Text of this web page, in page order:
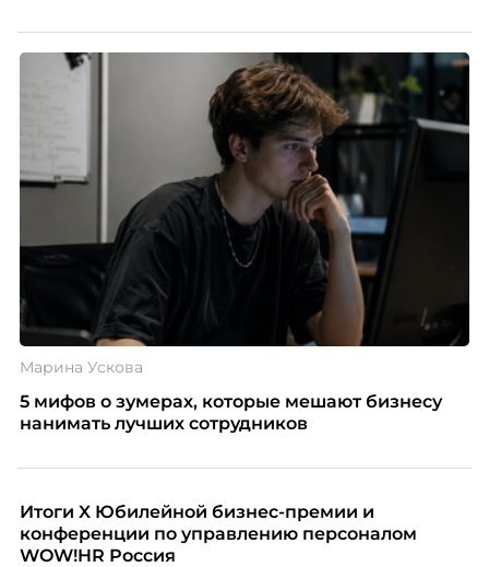
Марина Ускова
5 мифов о зумерах, которые мешают бизнесу
нанимать лучших сотрудников
Итоги X Юбилейной бизнес-премии и
конференции по управлению персоналом
WOW!HR Россия